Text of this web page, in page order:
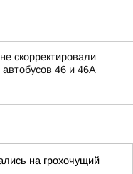
скорректировали
46 и 46А
на грохочущий